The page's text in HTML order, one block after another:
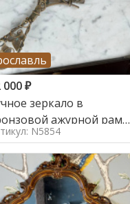
000₽
зеркало в
ажурной раме
N5854